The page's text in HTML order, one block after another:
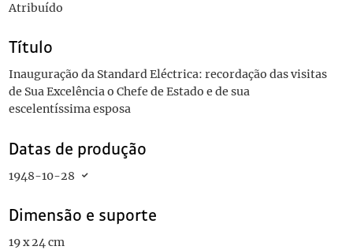
Atribuído
Título
Inauguração da Standard Eléctrica: recordação das visitas
de Sua Excelência o Chefe de Estado e de sua
escelentíssima esposa
Datas de produção
1948-10-28
Dimensão e suporte
19 x 24 cm